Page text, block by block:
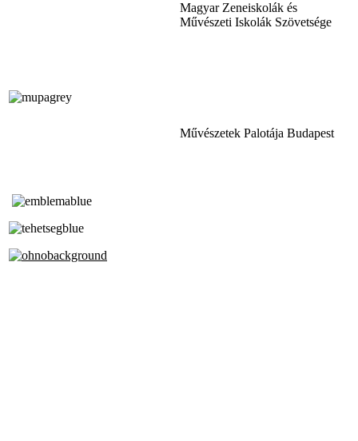
Magyar Zeneiskolák és
Művészeti Iskolák Szövetsége
Művészetek Palotája Budapest